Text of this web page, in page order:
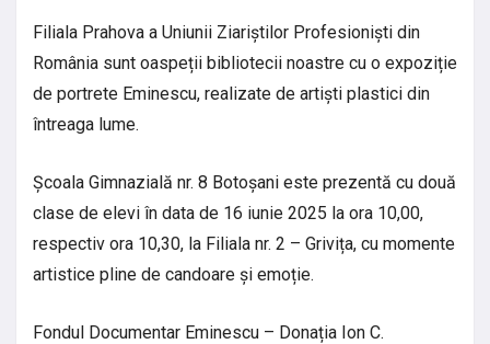
Filiala Prahova a Uniunii Ziariștilor Profesioniști din
România sunt oaspeții bibliotecii noastre cu o expoziție
de portrete Eminescu, realizate de artiști plastici din
întreaga lume.
Școala Gimnazială nr. 8 Botoșani este prezentă cu două
clase de elevi în data de 16 iunie 2025 la ora 10,00,
respectiv ora 10,30, la Filiala nr. 2 – Grivița, cu momente
artistice pline de candoare și emoție.
Fondul Documentar Eminescu – Donația Ion C.